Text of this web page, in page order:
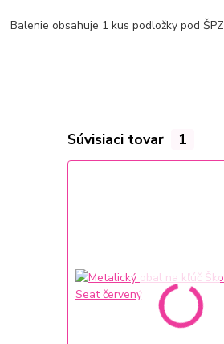
Balenie obsahuje 1 kus podložky pod ŠPZ
Súvisiaci tovar 1